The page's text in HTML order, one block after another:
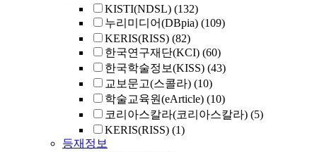
KISTI(NDSL) (132)
누리미디어(DBpia) (109)
KERIS(RISS) (82)
한국연구재단(KCI) (60)
한국학술정보(KISS) (43)
교보문고(스콜라) (10)
학술교육원(eArticle) (10)
코리아스칼라(코리아스칼라) (5)
KERIS(RISS) (1)
등재정보